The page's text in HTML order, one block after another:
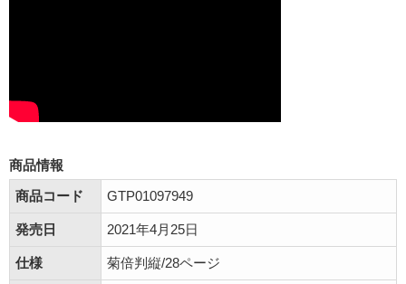
商品情報
商品コード
GTP01097949
発売日 2021年4月25日
仕様 菊倍判縦/28ページ